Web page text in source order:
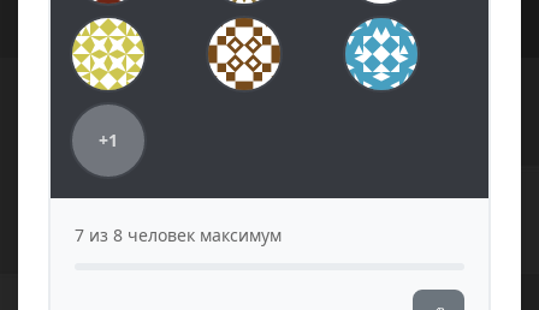
+1
7 из 8 человек максимум